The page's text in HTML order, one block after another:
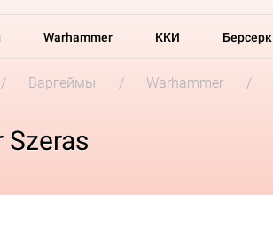
Warhammer ККИ Берсерк
Варгеймы Warhammer